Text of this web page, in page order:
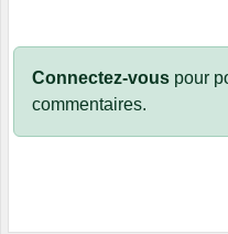
Connectez-vous pour
commentaires.